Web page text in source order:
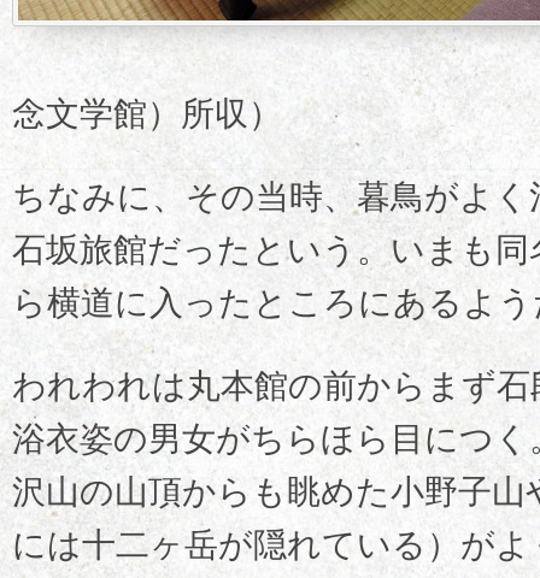
念文学館）所収）
ちなみに、その当時、暮鳥がよ
石坂旅館だったという。いまも
ら横道に入ったところにあるよ
われわれは丸本館の前からまず
浴衣姿の男女がちらほら目につ
沢山の山頂からも眺めた小野子山
には十二ヶ岳が隠れている）が